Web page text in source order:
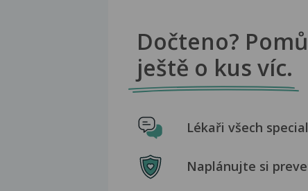
Dočteno?
ještě o kus víc.
Lékaři všech
Naplánujte si